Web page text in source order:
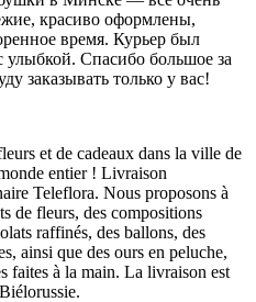
красиво оформлены,
время. Курьер был
улыбкой. Спасибо большое за
заказывать только у вас!
et de cadeaux dans la ville de
entier ! Livraison
Teleflora. Nous proposons à
de fleurs, des compositions
raffinés, des ballons, des
ainsi que des ours en peluche,
faites à la main. La livraison est